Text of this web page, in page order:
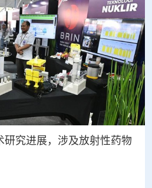
研究进展，涉及放射性药物